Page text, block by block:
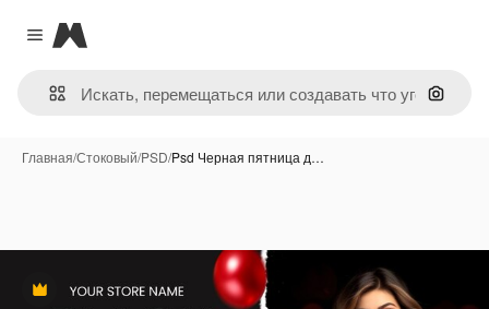
Close menu
Magnific
Поиск
Главная/Стоковый/PSD/Psd Черная пятница д…
Премиум